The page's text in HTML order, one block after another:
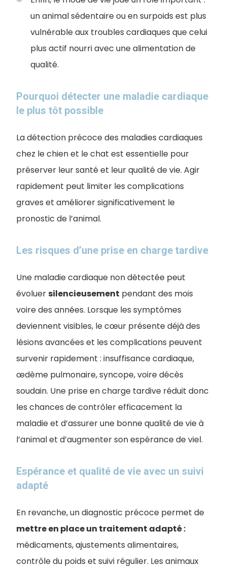
un animal sédentaire ou en surpoids est plus
vulnérable aux troubles cardiaques que celui
plus actif nourri avec une alimentation de
qualité.
Pourquoi détecter une maladie cardiaque
le plus tôt possible
La détection précoce des maladies cardiaques
chez le chien et le chat est essentielle pour
préserver leur santé et leur qualité de vie. Agir
rapidement peut limiter les complications
graves et améliorer significativement le
pronostic de l’animal.
Les risques d’une prise en charge tardive
Une maladie cardiaque non détectée peut
évoluersilencieusement pendant des mois
voire des années. Lorsque les symptômes
deviennent visibles, le cœur présente déjà des
lésions avancées et les complications peuvent
survenir rapidement : insuffisance cardiaque,
œdème pulmonaire, syncope, voire décès
soudain. Une prise en charge tardive réduit donc
les chances de contrôler efficacement la
maladie et d’assurer une bonne qualité de vie à
l’animal et d’augmenter son espérance de viel.
Espérance et qualité de vie avec un suivi
adapté
En revanche, un diagnostic précoce permet de
mettre en place un traitement adapté :
médicaments, ajustements alimentaires,
contrôle du poids et suivi régulier. Les animaux